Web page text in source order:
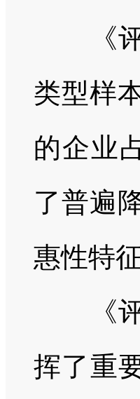
《评
类型样
的企业
了普遍
惠性特征
《评
挥了重